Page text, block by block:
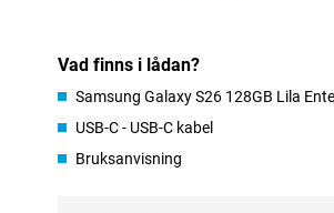
enheter på distans. Du får totalt tre års
tillgänglig i minst två år efter
det behövs!
Galaxy AI gör ditt liv enklare
Vad finns i lådan?
Samsung Galaxy S26 128GB Lila
USB-C - USB-C kabel
Bruksanvisning